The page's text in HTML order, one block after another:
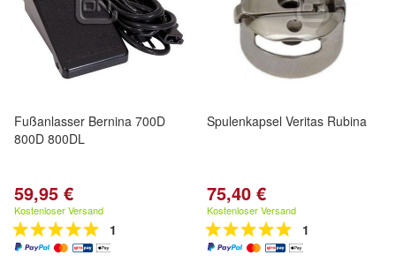
Fußanlasser Bernina 700D
800D 800DL
59,95 €
Kostenloser Versand
1
Spulenkapsel Veritas Rubina
75,40 €
Kostenloser Versand
1